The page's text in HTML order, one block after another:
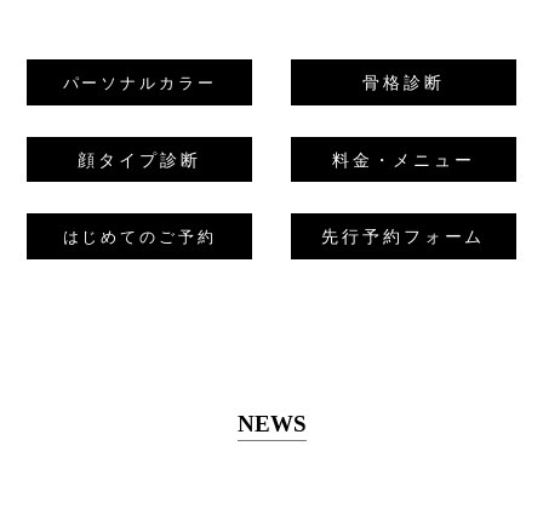
パーソナルカラー 骨格診断
顔タイプ診断 料金・メニュー
はじめてのご予約 先行予約フォーム
NEWS